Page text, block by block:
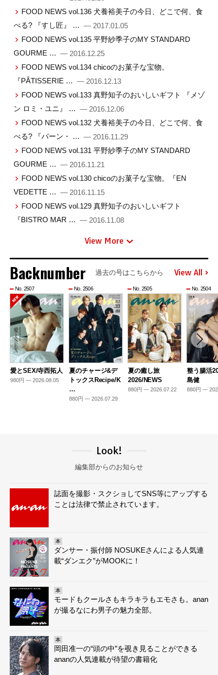
FOOD NEWS vol.136 犬養裕美子の今日、どこで何、食
べる? 『すし匠』 … — 2017.01.05
FOOD NEWS vol.135 平野紗季子のMY STANDARD
GOURME … — 2016.12.25
FOOD NEWS vol.134 chicoのお菓子な宝物。
『PÂTISSERIE … — 2016.12.13
FOOD NEWS vol.133 真野知子のおいしいギフト 『メゾ
ン ロミ・ユニ』 … — 2016.12.06
FOOD NEWS vol.132 犬養裕美子の今日、どこで何、食
べる? 『バーン・ … — 2016.11.29
FOOD NEWS vol.131 平野紗季子のMY STANDARD
GOURME … — 2016.11.21
FOOD NEWS vol.130 chicoのお菓子な宝物。『EN
VEDETTE … — 2016.11.15
FOOD NEWS vol.129 真野知子のおいしいギフト
『BISTRO MAR … — 2016.11.08
View More
Backnumber 過去の号はこちらから View All
No. 2507
愛とSEX/寺西拓人
980円 — 2026.08.05
No. 2506
夏のチャージ&デ
トックスRecipe/K
…
880円 — 2026.07.29
No. 2505
夏の癒し旅
2026/NEWS
880円 — 2026.07.22
No. 2504
整う腸活
島健
880円 —
Look!
編集部からのお知らせ
誌面を撮影・スクショしてSNS等にアップする
ことは法律で禁止されています。
本
ダンサー・振付師 NOSUKEさんによる人気連
載“ダンエク”がMOOKに！
本
モードもクールさもキラキラもエモさも。anan
が撮るなにわ男子の魅力全部。
本
岡田准一の“頭の中”を覗き見ることができる
ananの人気連載が待望の書籍化